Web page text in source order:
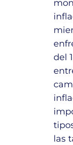
del
las